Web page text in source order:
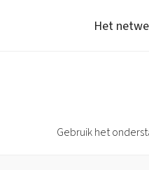
Het
Gebruik het